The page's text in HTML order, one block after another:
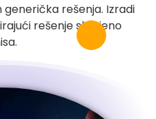
generička rešenja. Izradi
rešenje skrojeno